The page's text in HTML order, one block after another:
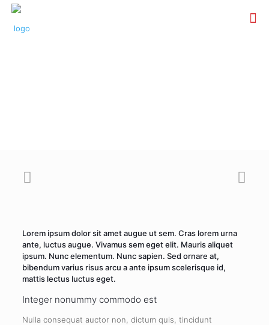
Lorem ipsum dolor sit amet augue ut sem. Cras lorem urna
ante, luctus augue. Vivamus sem eget elit. Mauris aliquet
ipsum. Nunc elementum. Nunc sapien. Sed ornare at,
bibendum varius risus arcu a ante ipsum scelerisque id,
mattis lectus luctus eget.
Integer nonummy commodo est
Nulla consequat auctor non, dictum quis, tincidunt